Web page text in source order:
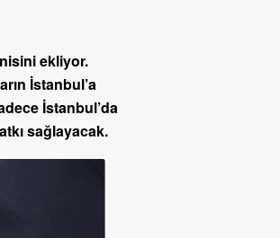
ekliyor.
İstanbul’a
İstanbul’da
sağlayacak.